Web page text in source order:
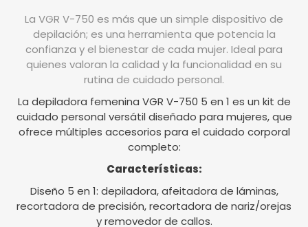
La VGR V-750 es más que un simple dispositivo de
depilación; es una herramienta que potencia la
confianza y el bienestar de cada mujer. Ideal para
quienes valoran la calidad y la funcionalidad en su
rutina de cuidado personal.
La depiladora femenina VGR V-750 5 en 1 es un kit de
cuidado personal versátil diseñado para mujeres, que
ofrece múltiples accesorios para el cuidado corporal
completo:
Características:
Diseño 5 en 1: depiladora, afeitadora de láminas,
recortadora de precisión, recortadora de nariz/orejas
y removedor de callos.